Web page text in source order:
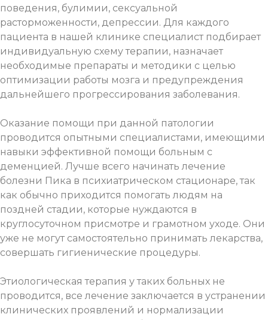
поведения, булимии, сексуальной
расторможенности, депрессии. Для каждого
пациента в нашей клинике специалист подбирает
индивидуальную схему терапии, назначает
необходимые препараты и методики с целью
оптимизации работы мозга и предупреждения
дальнейшего прогрессирования заболевания.
Оказание помощи при данной патологии
проводится опытными специалистами, имеющими
навыки эффективной помощи больным с
деменцией. Лучше всего начинать лечение
болезни Пика в психиатрическом стационаре, так
как обычно приходится помогать людям на
поздней стадии, которые нуждаются в
круглосуточном присмотре и грамотном уходе. Они
уже не могут самостоятельно принимать лекарства,
совершать гигиенические процедуры.
Этиологическая терапия у таких больных не
проводится, все лечение заключается в устранении
клинических проявлений и нормализации